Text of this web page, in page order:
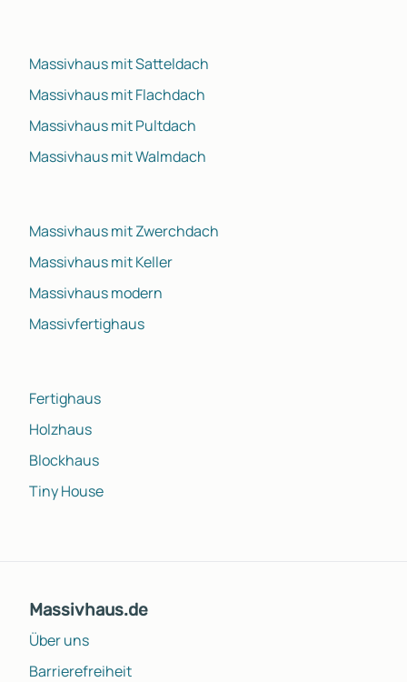
Massivhaus mit Satteldach
Massivhaus mit Flachdach
Massivhaus mit Pultdach
Massivhaus mit Walmdach
Massivhaus mit Zwerchdach
Massivhaus mit Keller
Massivhaus modern
Massivfertighaus
Fertighaus
Holzhaus
Blockhaus
Tiny House
Massivhaus.de
Über uns
Barrierefreiheit